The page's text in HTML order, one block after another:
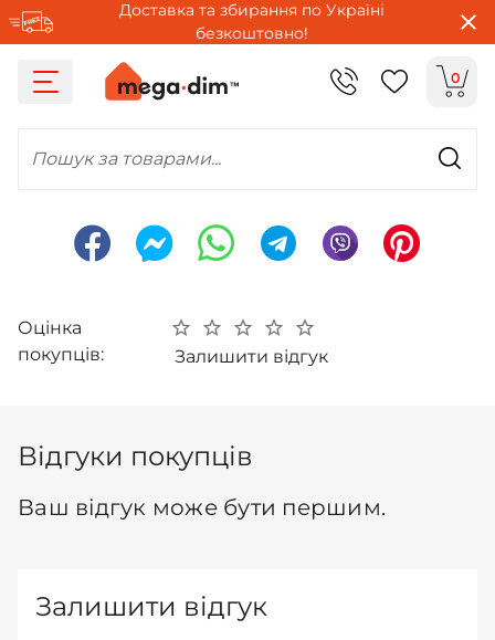
Доставка та збирання по Україні
безкоштовно!
0
Пошук за товарами...
Оцінка
покупців:
Залишити відгук
Відгуки покупців
Ваш відгук може бути першим.
Залишити відгук